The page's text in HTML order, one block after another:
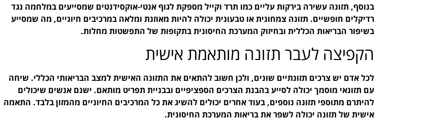
בנוסף, תזונה עשירה בירקות עליים כמו תרד וקייל מספקת לגוף אנטי-אוקסידנטים שמסייעים במלחמה נגד
רדיקלים חופשיים. תזונה צמחונית או טבעונית יכולה להיות מאוזנת ומלאה במרכיבים חיוניים, מה שמסייע
בשיפור הבריאות הכללית ובחיזוק המערכת החיסונית בתקופות של התפשטות מחלות.
הקפיצה לעבר תזונה מותאמת אישית
לכל אדם יש צרכים תזונתיים שונים, ולכן חשוב להתאים את התזונה האישית למצב הבריאותי הכללי. שיחה
עם תזונאי מוסמך יכולה לסייע בהבנת הצרכים הספציפיים ובבניית תפריט מותאם. ישנם אנשים שיכולים
להיתרם מתוספי תזונה נוספים, בעוד אחרים יכולים להשיג את כל המרכיבים החיוניים מהמזון בלבד. התאמה
אישית של תזונה יכולה לשפר את בריאות המערכת החיסונית.